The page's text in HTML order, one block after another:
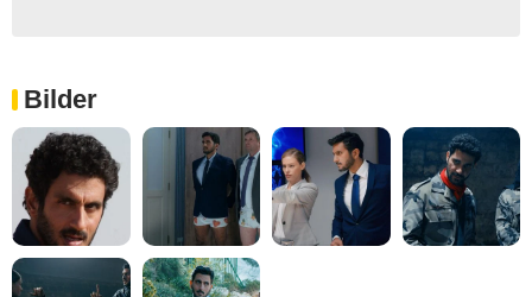
Bilder